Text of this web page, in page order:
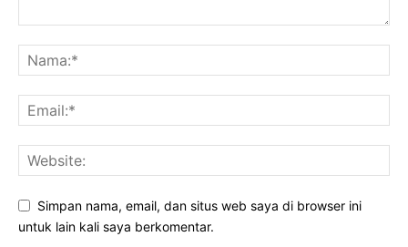
Simpan nama, email, dan situs web saya di browser ini
untuk lain kali saya berkomentar.